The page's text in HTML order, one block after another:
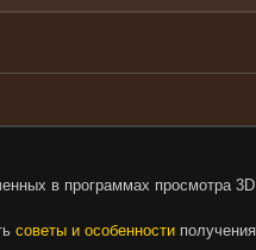
в программах просмотра
советы и особенности